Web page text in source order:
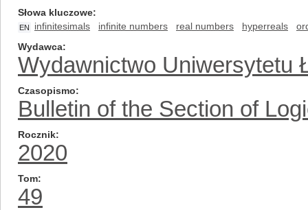
Słowa kluczowe
EN infinitesimals infinite numbers real numbers hyperreals
Wydawca
Wydawnictwo Uniwersytetu
Czasopismo
Bulletin of the Section of
Rocznik
2020
Tom
49